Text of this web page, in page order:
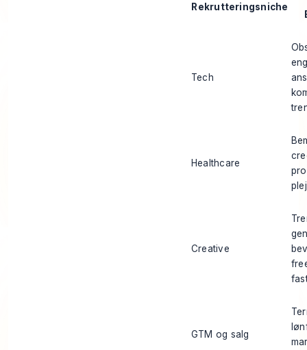
Rekrutteringsniche
Tech
Healthcare
Creative
GTM og salg